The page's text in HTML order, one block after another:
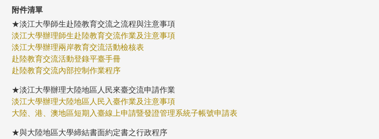
附件清單
★淡江大學師生赴陸教育交流之流程與注意事項
淡江大學辦理師生赴陸教育交流作業及注意事項
淡江大學辦理兩岸教育交流活動檢核表
赴陸教育交流活動登錄平臺手冊
赴陸教育交流內部控制作業程序
★淡江大學辦理大陸地區人民來臺交流申請作業
淡江大學辦理大陸地區人民入臺作業及注意事項
大陸、港、澳地區短期入臺線上申請暨發證管理系統子帳號申請表
★與大陸地區大學締結書面約定書之行政程序